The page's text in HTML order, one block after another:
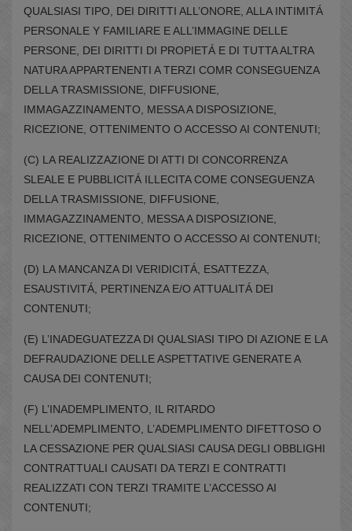
QUALSIASI TIPO, DEI DIRITTI ALL’ONORE, ALLA INTIMITÁ
PERSONALE Y FAMILIARE E ALL’IMMAGINE DELLE
PERSONE, DEI DIRITTI DI PROPIETÁ E DI TUTTA ALTRA
NATURA APPARTENENTI A TERZI COMR CONSEGUENZA
DELLA TRASMISSIONE, DIFFUSIONE,
IMMAGAZZINAMENTO, MESSA A DISPOSIZIONE,
RICEZIONE, OTTENIMENTO O ACCESSO AI CONTENUTI;
(C) LA REALIZZAZIONE DI ATTI DI CONCORRENZA
SLEALE E PUBBLICITÁ ILLECITA COME CONSEGUENZA
DELLA TRASMISSIONE, DIFFUSIONE,
IMMAGAZZINAMENTO, MESSA A DISPOSIZIONE,
RICEZIONE, OTTENIMENTO O ACCESSO AI CONTENUTI;
(D) LA MANCANZA DI VERIDICITÁ, ESATTEZZA,
ESAUSTIVITÁ, PERTINENZA E/O ATTUALITÁ DEI
CONTENUTI;
(E) L’INADEGUATEZZA DI QUALSIASI TIPO DI AZIONE E LA
DEFRAUDAZIONE DELLE ASPETTATIVE GENERATE A
CAUSA DEI CONTENUTI;
(F) L’INADEMPLIMENTO, IL RITARDO
NELL’ADEMPLIMENTO, L’ADEMPLIMENTO DIFETTOSO O
LA CESSAZIONE PER QUALSIASI CAUSA DEGLI OBBLIGHI
CONTRATTUALI CAUSATI DA TERZI E CONTRATTI
REALIZZATI CON TERZI TRAMITE L’ACCESSO AI
CONTENUTI;